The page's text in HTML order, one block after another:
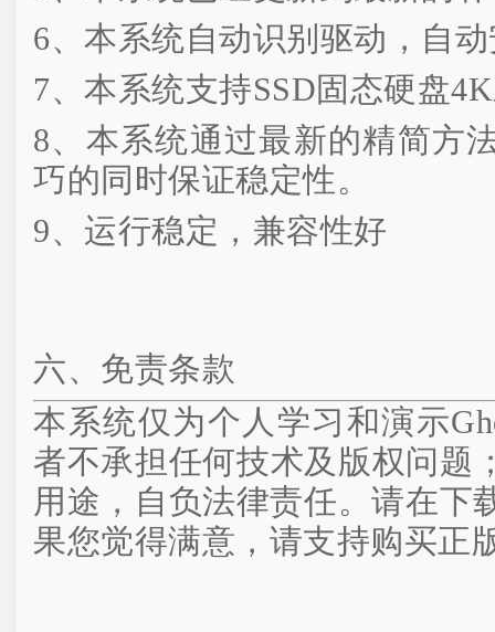
6、本系统自动识别驱动，自
7、本系统支持SSD固态硬盘
8、本系统通过最新的精简方
巧的同时保证稳定性。
9、运行稳定，兼容性好
六、免责条款
本系统仅为个人学习和演示
者不承担任何技术及版权问题
用途，自负法律责任。请在下
果您觉得满意，请支持购买正